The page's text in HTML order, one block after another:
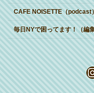
CAFE NOISETTE（podcast
毎日NYで困ってます！（編